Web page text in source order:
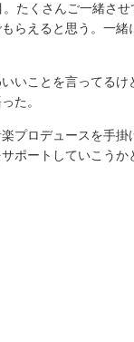
たくさんご一緒させ
らえると思う。一
いことを言ってるけ
た。
プロデュースを手掛
ポートしていこう